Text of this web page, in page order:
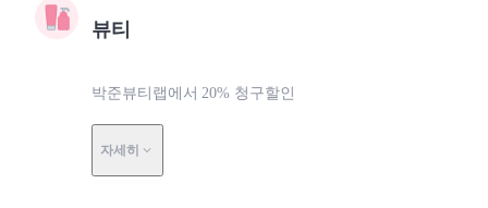
뷰티
박준뷰티랩에서 20% 청구할인
자세히